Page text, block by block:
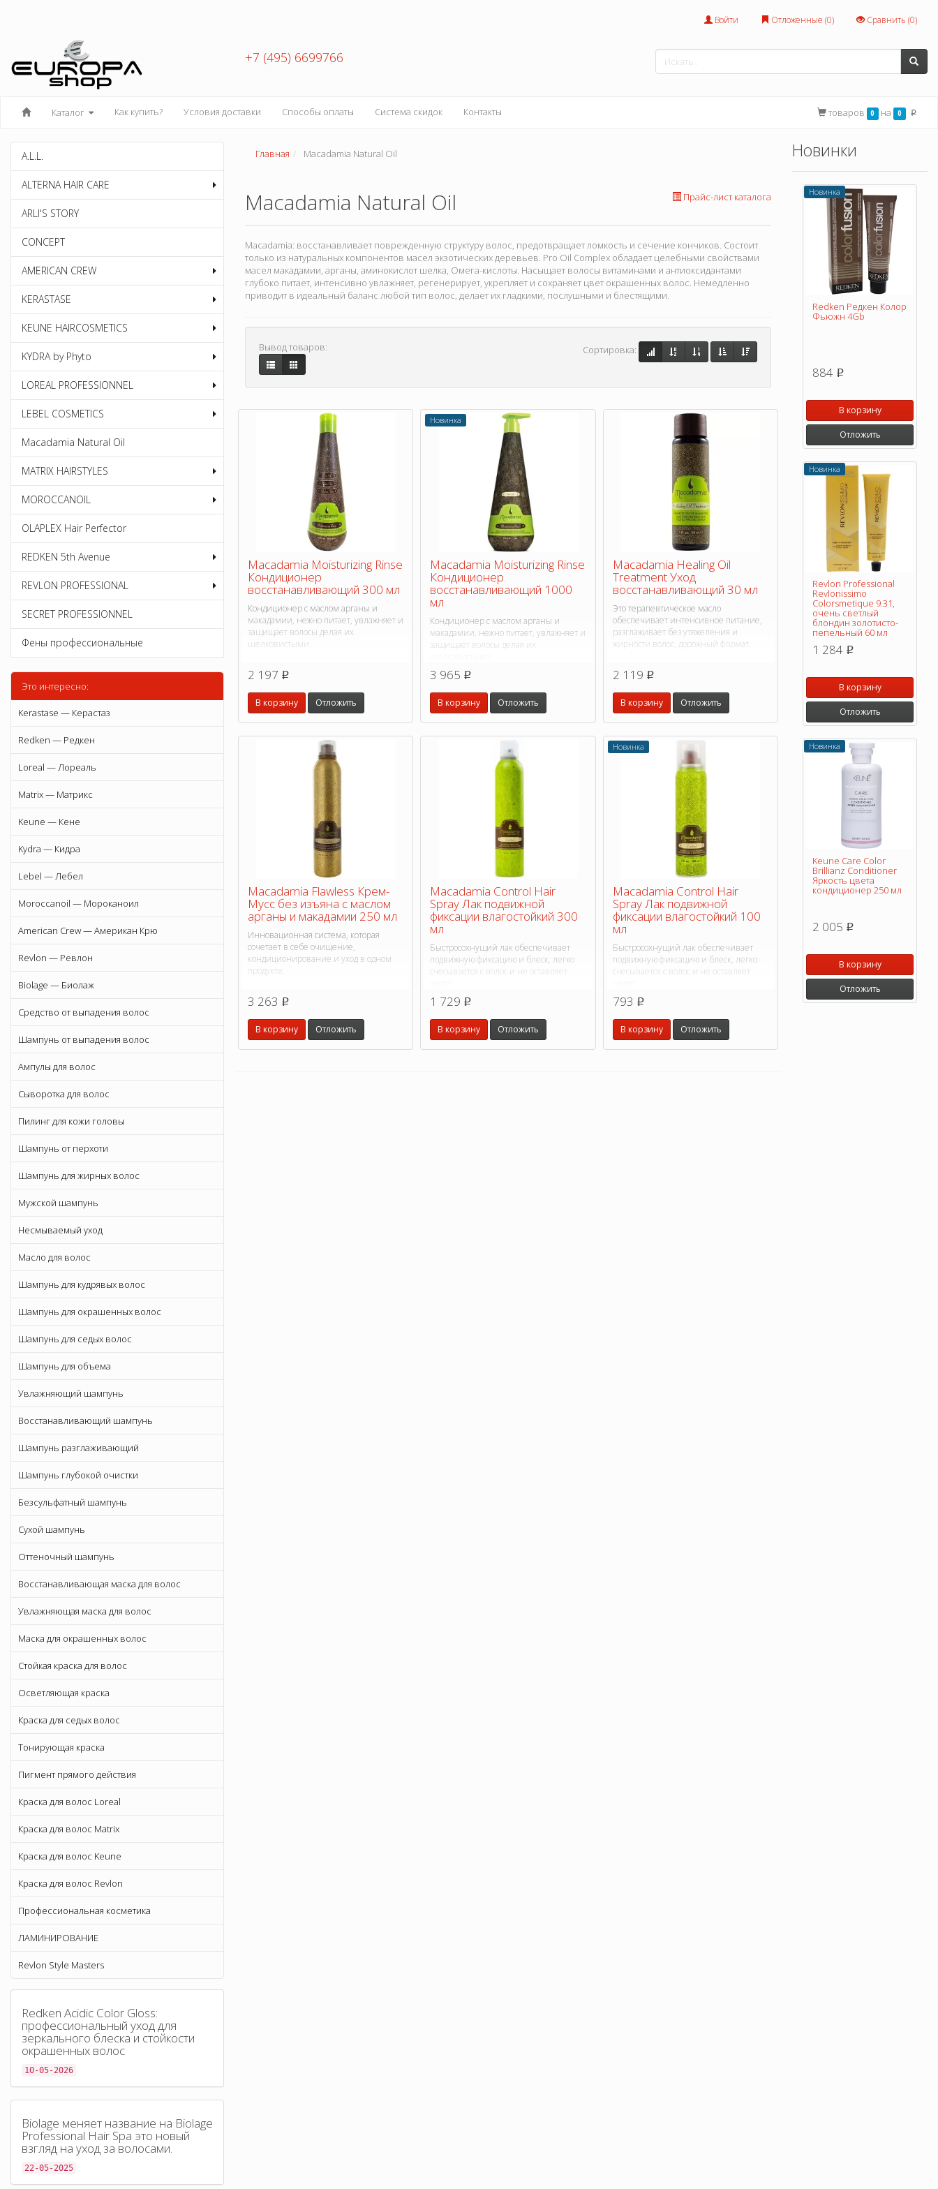
Войти Отложенные (0) Сравнить (0)
+7 (495) 6699766
Каталог Как купить? Условия доставки Способы оплаты Система скидок Контакты товаров 0 на 0 p
A.L.L.
ALTERNA HAIR CARE
ARLI'S STORY
CONCEPT
AMERICAN CREW
KERASTASE
KEUNE HAIRCOSMETICS
KYDRA by Phyto
LOREAL PROFESSIONNEL
LEBEL COSMETICS
Macadamia Natural Oil
MATRIX HAIRSTYLES
MOROCCANOIL
OLAPLEX Hair Perfector
REDKEN 5th Avenue
REVLON PROFESSIONAL
SECRET PROFESSIONNEL
Фены профессиональные
Это интересно:
Kerastase — Керастаз
Redken — Редкен
Loreal — Лореаль
Matrix — Матрикс
Keune — Кене
Kydra — Кидра
Lebel — Лебел
Moroccanoil — Мороканоил
American Crew — Американ Крю
Revlon — Ревлон
Biolage — Биолаж
Средство от выпадения волос
Шампунь от выпадения волос
Ампулы для волос
Сыворотка для волос
Пилинг для кожи головы
Шампунь от перхоти
Шампунь для жирных волос
Мужской шампунь
Несмываемый уход
Масло для волос
Шампунь для кудрявых волос
Шампунь для окрашенных волос
Шампунь для седых волос
Шампунь для объема
Увлажняющий шампунь
Восстанавливающий шампунь
Шампунь разглаживающий
Шампунь глубокой очистки
Безсульфатный шампунь
Сухой шампунь
Оттеночный шампунь
Восстанавливающая маска для волос
Увлажняющая маска для волос
Маска для окрашенных волос
Стойкая краска для волос
Осветляющая краска
Краска для седых волос
Тонирующая краска
Пигмент прямого действия
Краска для волос Loreal
Краска для волос Matrix
Краска для волос Keune
Краска для волос Revlon
Профессиональная косметика
ЛАМИНИРОВАНИЕ
Revlon Style Masters
Redken Acidic Color Gloss:
профессиональный уход для
зеркального блеска и стойкости
окрашенных волос
10-05-2026
Biolage меняет название на Biolage
Professional Hair Spa это новый
взгляд на уход за волосами.
22-05-2025
Главная Macadamia Natural Oil
Прайс-лист каталога
Macadamia Natural Oil
Macadamia: восстанавливает поврежденную структуру волос, предотвращает ломкость и сечение кончиков. Состоит
только из натуральных компонентов масел экзотических деревьев. Pro Oil Compleх обладает целебными свойствами
масел макадамии, арганы, аминокислот шелка, Омега-кислоты. Насыщает волосы витаминами и антиоксидантами
глубоко питает, интенсивно увлажняет, регенерирует, укрепляет и сохраняет цвет окрашенных волос. Немедленно
приводит в идеальный баланс любой тип волос, делает их гладкими, послушными и блестящими.
Вывод товаров: Сортировка:
Macadamia Moisturizing Rinse
Кондиционер
восстанавливающий 300 мл
Кондиционер с маслом арганы и
макадамии, нежно питает, увлажняет и
защищает волосы делая их
шелковистыми
2 197 p
В корзину Отложить
Новинка
Macadamia Moisturizing Rinse
Кондиционер
восстанавливающий 1000
мл
Кондиционер с маслом арганы и
макадамии, нежно питает, увлажняет и
защищает волосы делая их
3 965 p
В корзину Отложить
Macadamia Healing Oil
Treatment Уход
восстанавливающий 30 мл
Это терапевтическое масло
обеспечивает интенсивное питание,
разглаживает без утяжеления и
жирности волос, дорожный формат.
2 119 p
В корзину Отложить
Macadamia Flawless Крем-
Мусс без изъяна с маслом
арганы и макадамии 250 мл
Инновационная система, которая
сочетает в себе очищение,
кондиционирование и уход в одном
продукте.
3 263 p
В корзину Отложить
Macadamia Control Hair
Spray Лак подвижной
фиксации влагостойкий 300
мл
Быстросохнущий лак обеспечивает
подвижную фиксацию и блеск, легко
счесывается с волос и не оставляет
1 729 p
В корзину Отложить
Новинка
Macadamia Control Hair
Spray Лак подвижной
фиксации влагостойкий 100
мл
Быстросохнущий лак обеспечивает
подвижную фиксацию и блеск, легко
счесывается с волос и не оставляет
793 p
В корзину Отложить
Новинки
Новинка
Redken Редкен Колор
Фьюжн 4Gb
884 p
В корзину
Отложить
Новинка
Revlon Professional
Revlonissimo
Colorsmetique 9.31,
очень светлый
блондин золотисто-
пепельный 60 мл
1 284 p
В корзину
Отложить
Новинка
Keune Care Color
Brillianz Conditioner
Яркость цвета
кондиционер 250 мл
2 005 p
В корзину
Отложить